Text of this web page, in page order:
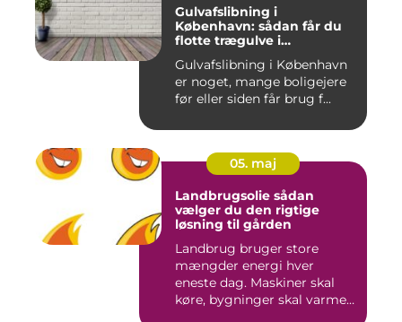
Gulvafslibning i
København: sådan får du
flotte trægulve i
Gulvafslibning i København
er noget, mange boligejere
før eller siden får brug f...
05. maj
Landbrugsolie sådan
vælger du den rigtige
løsning til gården
Landbrug bruger store
mængder energi hver
eneste dag. Maskiner skal
køre, bygninger skal varmes